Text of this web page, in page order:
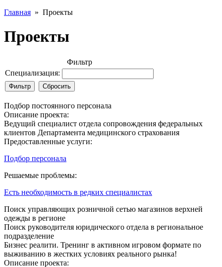
Главная » Проекты
Проекты
Фильтр
Специализация:
Подбор постоянного персонала
Описание проекта:
Ведущий специалист отдела сопровождения федеральных
клиентов Департамента медицинского страхования
Предоставленные услуги:
Подбор персонала
Решаемые проблемы:
Есть необходимость в редких специалистах
Поиск управляющих розничной сетью магазинов верхней
одежды в регионе
Поиск руководителя юридического отдела в региональное
подразделение
Бизнес реалити. Тренинг в активном игровом формате по
выживанию в жестких условиях реального рынка!
Описание проекта: